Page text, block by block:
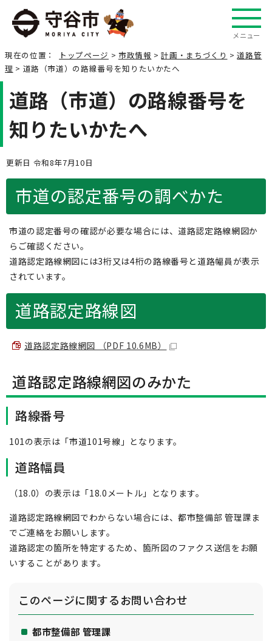
メニュー
現在の位置： トップページ > 市政情報 >計画・まちづくり >道路管
理 > 道路（市道）の路線番号を知りたいかたへ
道路（市道）の路線番号を
知りたいかたへ
更新日 令和8年7月10日
市道の認定番号の調べかた
市道の認定番号の確認が必要な場合には、道路認定路線網図か
らご確認ください。
道路認定路線網図には3桁又は4桁の路線番号と道路幅員が表示
されています。
道路認定路線図
道路認定路線網図 （PDF 10.6MB）
道路認定路線網図のみかた
路線番号
101の表示は「市道101号線」となります。
道路幅員
（18.0）の表示は「18.0メートル」となります。
道路認定路線網図でわからない場合には、都市整備部 管理課ま
でご連絡をお願いします。
道路認定の箇所を特定するため、箇所図のファクス送信をお願
いすることがあります。
このページに関するお問い合わせ
都市整備部 管理課